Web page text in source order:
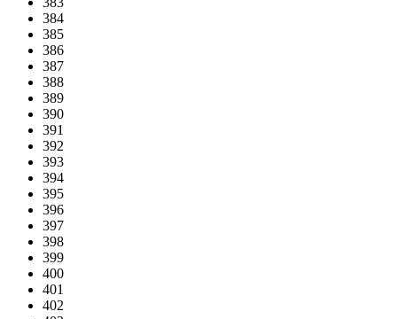
384
385
386
387
388
389
390
391
392
393
394
395
396
397
398
399
400
401
402